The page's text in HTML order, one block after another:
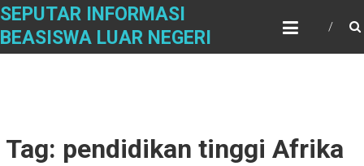
Skip
content
SEPUTAR INFORMASI
BEASISWA LUAR NEGERI
Tag: pendidikan tinggi Afrika